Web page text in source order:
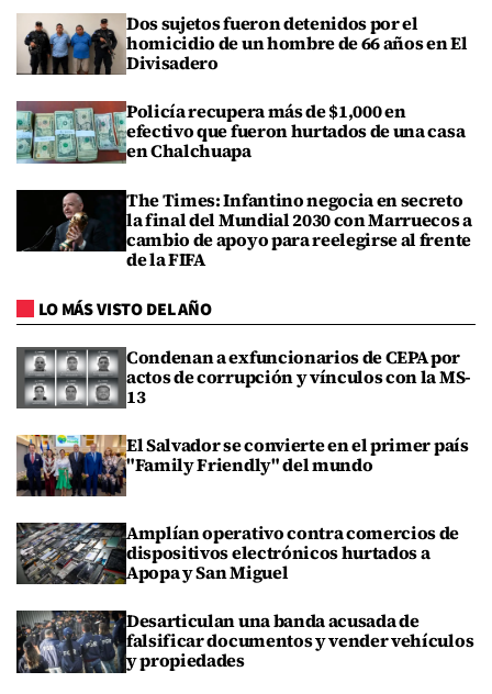
Dos sujetos fueron detenidos por el
homicidio de un hombre de 66 años en El
Divisadero
Policía recupera más de $1,000 en
efectivo que fueron hurtados de una casa
en Chalchuapa
The Times: Infantino negocia en secreto
la final del Mundial 2030 con Marruecos a
cambio de apoyo para reelegirse al frente
de la FIFA
LO MÁS VISTO DEL AÑO
Condenan a exfuncionarios de CEPA por
actos de corrupción y vínculos con la MS-
13
El Salvador se convierte en el primer país
"Family Friendly" del mundo
Amplían operativo contra comercios de
dispositivos electrónicos hurtados a
Apopa y San Miguel
Desarticulan una banda acusada de
falsificar documentos y vender vehículos
y propiedades